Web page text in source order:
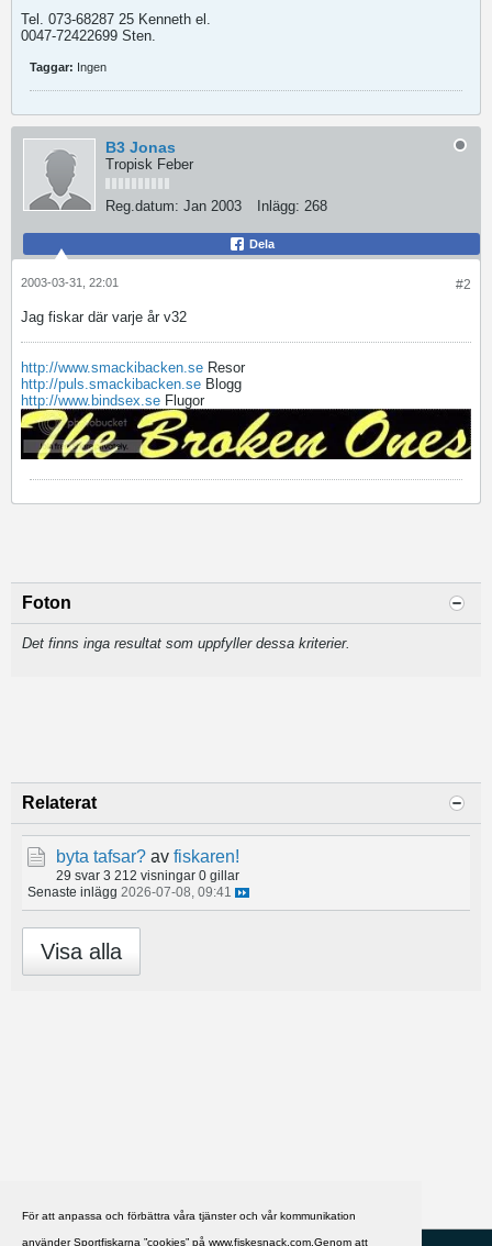
För att anpassa och förbättra våra tjänster och vår kommunikation
använder Sportfiskarna ”cookies” på www.fiskesnack.com.Genom att
Tel. 073-68287 25 Kenneth el.
0047-72422699 Sten.
Taggar: Ingen
B3 Jonas
Tropisk Feber
Reg.datum: Jan 2003 Inlägg: 268
Dela
#2
2003-03-31, 22:01
Jag fiskar där varje år v32
http://www.smackibacken.se Resor
http://puls.smackibacken.se Blogg
http://www.bindsex.se Flugor
Foton
Det finns inga resultat som uppfyller dessa kriterier.
Relaterat
byta tafsar? av fiskaren!
29 svar 3 212 visningar 0 gillar
Senaste inlägg 2026-07-08, 09:41
Visa alla